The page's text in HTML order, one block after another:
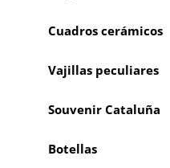
Cuadros cerámicos
Vajillas peculiares
Souvenir Cataluña
Botellas